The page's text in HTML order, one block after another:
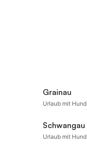
Grainau
Urlaub mit Hund
Schwangau
Urlaub mit Hund